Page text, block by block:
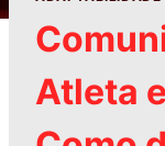
Atleta